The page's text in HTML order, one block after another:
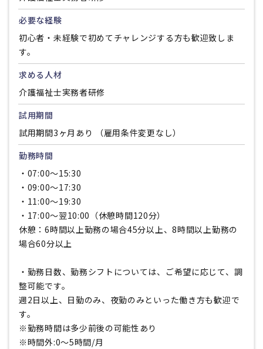
必要な経験
初心者・未経験で初めてチャレンジする方も歓迎致しま
す。
求める人材
介護福祉士実務者研修
試用期間
試用期間3ヶ月あり （雇用条件変更なし）
勤務時間
・07:00～15:30
・09:00～17:30
・11:00～19:30
・17:00～翌10:00（休憩時間120分）
休憩：6時間以上勤務の場合45分以上、8時間以上勤務の
場合60分以上
・勤務日数、勤務シフトについては、ご希望に応じて、調
整可能です。
週2日以上、日勤のみ、夜勤のみといった働き方も歓迎で
す。
※勤務時間は多少前後の可能性あり
※時間外:0～5時間/月